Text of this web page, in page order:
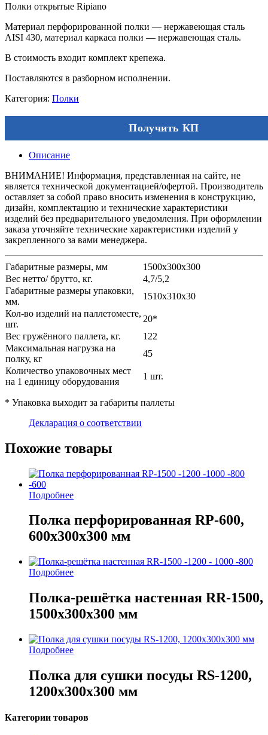
Полки открытые Ripiano
Материал перфорированной полки — нержавеющая сталь
AISI 430, материал каркаса полки — нержавеющая сталь.
В стоимость входит комплект крепежа.
Поставляются в разборном исполнении.
Категория: Полки
Получить КП
Описание
ВНИМАНИЕ! Информация, представленная на сайте, не
является технической документацией/офертой. Производитель
оставляет за собой право вносить изменения в конструкцию,
дизайн, комплектацию и технические характеристики
изделий без предварительного уведомления. При оформлении
заказа уточняйте технические характеристики изделий у
закрепленного за вами менеджера.
Габаритные размеры, мм
1500х300х300
Вес нетто/ брутто, кг.
4,7/5,2
Габаритные размеры упаковки,
мм.
1510х310х30
Кол-во изделий на паллетоместе,
шт.
20*
Вес гружённого паллета, кг.
122
Максимальная нагрузка на
полку, кг
45
Количество упаковочных мест
на 1 единицу оборудования
1 шт.
* Упаковка выходит за габариты паллеты
Декларация о соответствии
Похожие товары
Подробнее
Полка перфорированная RP-600,
600х300х300 мм
Подробнее
Полка-решётка настенная RR-1500,
1500х300х300 мм
Подробнее
Полка для сушки посуды RS-1200,
1200х300х300 мм
Категории товаров